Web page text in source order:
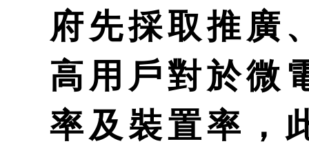
府先採取推廣
高用戶對於微
率及裝置率，